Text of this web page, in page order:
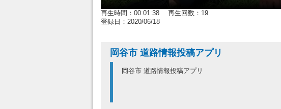
再生時間：00:01:38 再生回数：19
登録日：2020/06/18
岡谷市 道路情報投稿アプリ
岡谷市 道路情報投稿アプリ